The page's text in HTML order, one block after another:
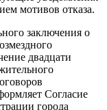
мотивов отказа.
заключения о
двадцати
Согласие
города